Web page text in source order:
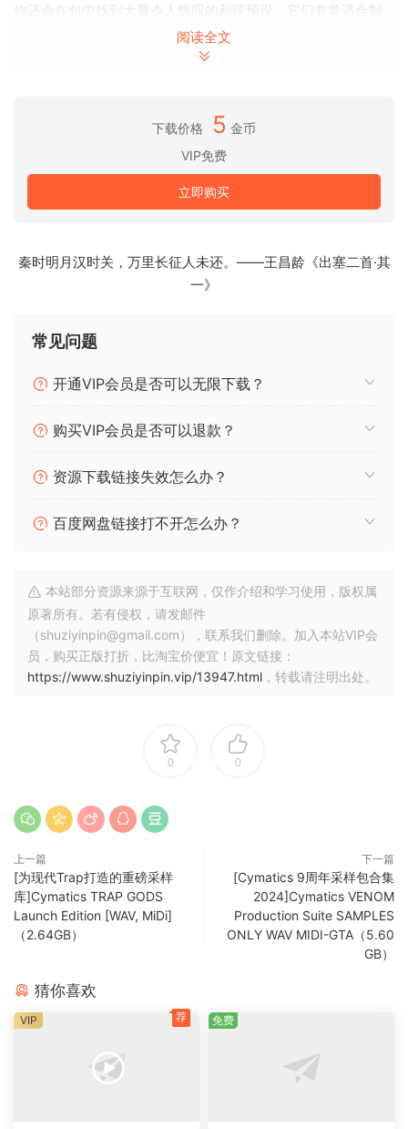
你还会在包中找到大量令人惊叹的和弦预设，它们非常适合制
这包括和弦、Pad、Lead、合成器、序列、Arps 等等，它们非
用于 Phonk 和 Midtempo 的尖端合成器和弹拨音
在里面，你可以访问一些用于 Phonk 的牛铃式弹拨音，以及用
于 Midtempo 的丰富多彩的合成器。
用于现代嘻哈和 Trap 的令人难忘的键、引线、Arps 等等
我们还包括了各种适用于制作现代嘻哈唱片的预设。
这包括用于制作强击 Trap 和嘻哈的键、序列、Arps、Leads
End Sound Design
This release only includes the presets, if
“Cymatics VENOM Production Suite
SAMPLES ONLY WAV MIDI-GTA”
This preset pack covers everything you need for
producing hard hitting Bass House tracks.
So you’ll find some of our hardest low end presets, from
reese basses, to subs, 808s & more.
growls & wavy synth presets for DnB.
So whether you’re looking to produce disgusting Dubstep
fronts.
Lush & Catchy Leads, Pads & More For Festival Style EDM
This pack covers all presets for producing catchy and high
energy EDM tracks that will command a crowd.
Inside you’ll find everything from lush Pads, Leads,
Chords, Sequences, Arps and so much more.
Huge Colorful Chords, Synths & More For Future Bass
You’ll also find tons of amazing chord presets in the pack
that work perfect for making Future Bass.
This includes everything from Chords, Pads, Leads,
Synths, Sequences, Arps, and so much more that work
阅读全文
下载价格 5 金币
VIP免费
立即购买
秦时明月汉时关，万里长征人未还。——王昌龄《出塞二首·其
一》
常见问题
开通VIP会员是否可以无限下载？
购买VIP会员是否可以退款？
资源下载链接失效怎么办？
百度网盘链接打不开怎么办？
本站部分资源来源于互联网，仅作介绍和学习使用，版权属
原著所有。若有侵权，请发邮件
（shuziyinpin@gmail.com），联系我们删除。加入本站VIP会
员，购买正版打折，比淘宝价便宜！原文链接：
https://www.shuziyinpin.vip/13947.html ，转载请注明出处。
0 0
上一篇
[为现代Trap打造的重磅采样
库]Cymatics TRAP GODS
Launch Edition [WAV, MiDi]
（2.64GB）
下一篇
[Cymatics 9周年采样包合集
2024]Cymatics VENOM
Production Suite SAMPLES
ONLY WAV MIDI-GTA（5.60
GB）
猜你喜欢
VIP 荐 免费